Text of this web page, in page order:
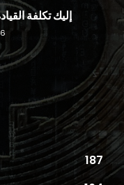
إليك تكلفة
187